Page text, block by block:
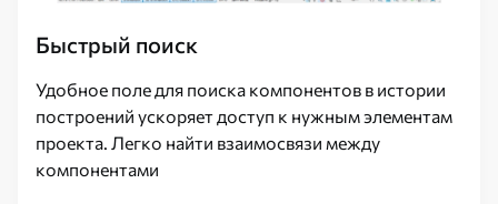
Быстрый поиск
Удобное поле для поиска компонентов в истории
построений ускоряет доступ к нужным элементам
проекта. Легко найти взаимосвязи между
компонентами